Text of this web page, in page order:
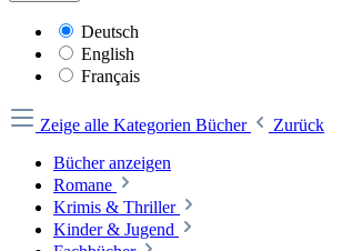
Deutsch
English
Français
Zeige alle Kategorien Bücher
Zurück
Bücher anzeigen
Romane
Krimis & Thriller
Kinder & Jugend